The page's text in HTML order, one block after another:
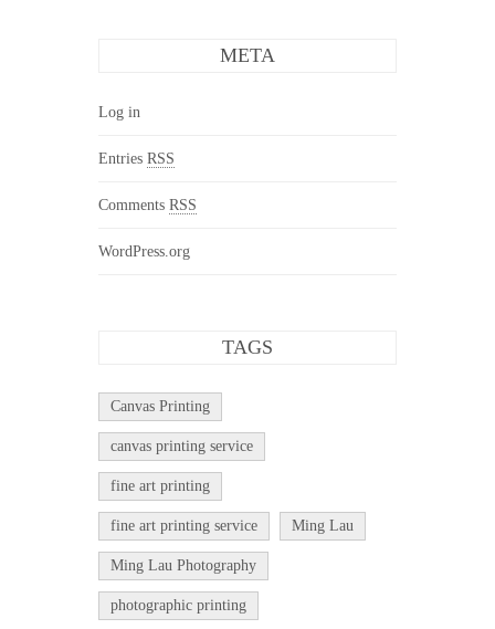
META
Log in
Entries RSS
Comments RSS
WordPress.org
TAGS
Canvas Printing
canvas printing service
fine art printing
fine art printing service Ming Lau
Ming Lau Photography
photographic printing